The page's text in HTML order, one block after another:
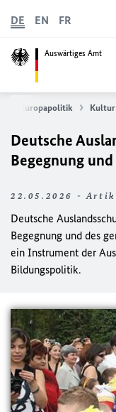
Auswärtiges Amt
DE EN FR
und Europapolitik Kultur
Deutsche
Begegnung
22.05.2026 -
Deutsche
Begegnung und des
ein Instrument der
Bildungspolitik.